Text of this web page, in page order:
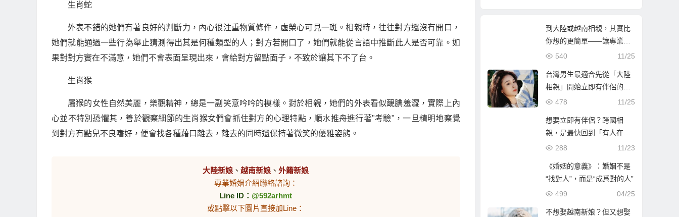
生肖蛇
外表不錯的她們有著良好的判斷力，內心很注重物質條件，虛榮心可見一斑。相親時，往往對方還沒有開口，
她們就能通過一些行為舉止猜測得出其是何種類型的人；對方若開口了，她們就能從言語中推斷此人是否可靠。如
果對對方實在不滿意，她們不會表面呈現出來，會給對方留點面子，不致於讓其下不了台。
生肖猴
屬猴的女性自然美麗，樂觀精神，總是一副笑意吟吟的模樣。對於相親，她們的外表看似靦腆羞澀，實際上內
心並不特別恐懼其，善於觀察細節的生肖猴女們會抓住對方的心理特點，順水推舟進行著"考驗"，一旦精明地察覺
到對方有點兒不良嗜好，便會找各種藉口離去，離去的同時還保持著微笑的優雅姿態。
大陸新娘 、越南新娘 、外籍新娘
專業婚姻介紹聯絡諮詢：
Line ID：@592arhmt
或點擊以下圖片直接加Line：
到大陸或越南相親，其實比
你想的更簡單——讓專業團
隊陪你找到真心伴侶
11/25
540
台灣男生最適合先從「大陸
相親」開始立即有伴侶的第
一步
11/25
478
想要立即有伴侶？跨國相
親，是最快回到「有人在等
你」的人生方！
11/23
288
《婚姻的意義》：婚姻不是
“找對人”，而是“成爲對的人”
04/25
499
不想娶越南新娘？但又想娶